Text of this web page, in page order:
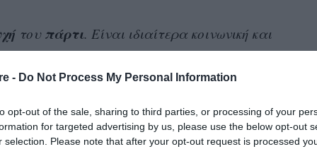
- Do Not Process My Personal Information
opt-out of the sale, sharing to third parties, or processing of your
for targeted advertising by us, please use the below opt-out
selection. Please note that after your opt-out request is processed
του πάρτι. Είναι ιδιαίτερα κοινωνική και
φίλους και να ασχοληθεί με τα παιδιά
με τα δικά της παιδιά ήταν πάντα
αλλά εκείνη δεν έρχεται ποτέ να μας δει,
ήμασταν παιδιά, η μαμά συχνά ταξίδευε
μας με συγγενείς και φίλους και, όταν